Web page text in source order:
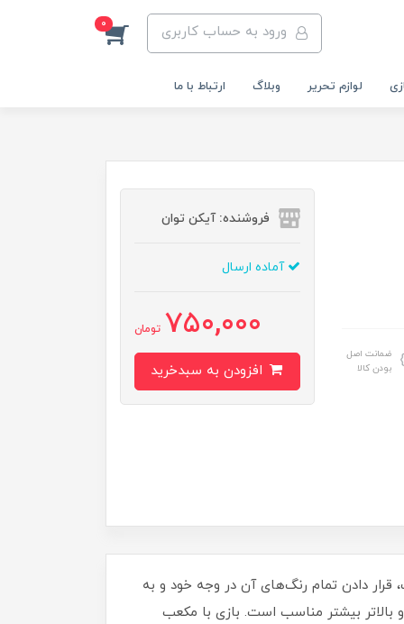
ورود به حساب کاربری 0
لوازم تحریر وبلاگ ارتباط با ما
ضمانت اصل
بودن کالا
فروشنده: آیکن توان
آماده ارسال
750,000 تومان
از بازی با مکعب روبیک، قرار دادن تمام رنگ‌های آن در وجه خود و به
بالاتر بیشتر مناسب است. بازی با مکعب